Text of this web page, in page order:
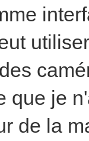
que je
de la